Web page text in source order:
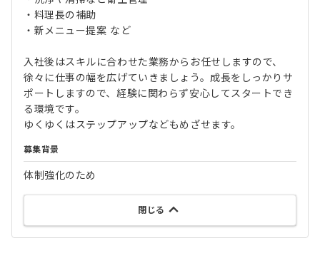
・料理長の補助
・新メニュー提案 など
入社後はスキルに合わせた業務からお任せしますので、
徐々に仕事の幅を広げていきましょう。成長をしっかりサ
ポートしますので、経験に関わらず安心してスタートでき
る環境です。
ゆくゆくはステップアップなどもめざせます。
募集背景
体制強化のため
閉じる